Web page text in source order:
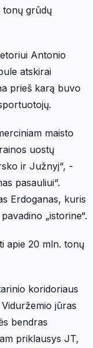
tonų grūdų
Antonio
atskirai
prieš karą buvo
maisto
uostų
ir Južnyj“, -
pasauliui“.
Erdoganas, kuris
„istorine“.
apie 20 mln. tonų
koridoriaus
jūras
bendras
priklausys JT,